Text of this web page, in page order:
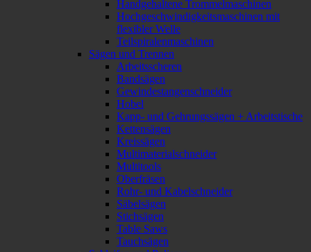
Handgehaltene Trommelmaschinen
Hochgeschwindigkeitsmaschinen mit
flexibler Welle
Teilspiralenmaschinen
Sägen und Trennen
Arbeitsscheren
Bandsägen
Gewindestangenschneider
Hobel
Kapp- und Gehrungssägen + Arbeitstische
Kettensägen
Kreissägen
Multimaterialschneider
Multitools
Oberfräsen
Rohr- und Kabelschneider
Säbelsägen
Stichsägen
Table Saws
Tauchsägen